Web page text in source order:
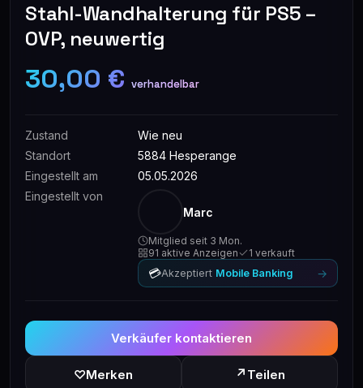
Stahl-Wandhalterung für PS5 –
OVP, neuwertig
30,00 € verhandelbar
Zustand
Wie neu
Standort
5884 Hesperange
Eingestellt am
05.05.2026
Eingestellt von
Marc
Mitglied seit 3 Mon.
91 aktive Anzeigen
1 verkauft
💳Akzeptiert Mobile Banking →
Verkäufer kontaktieren
♡Merken ↗ Teilen